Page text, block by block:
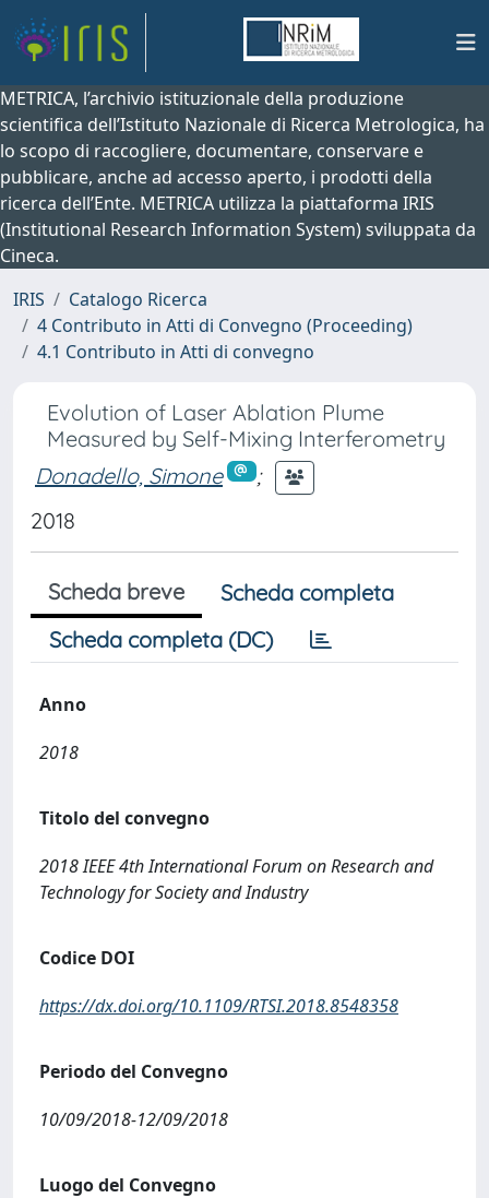
METRICA, l’archivio istituzionale della produzione
scientifica dell’Istituto Nazionale di Ricerca Metrologica, ha
lo scopo di raccogliere, documentare, conservare e
pubblicare, anche ad accesso aperto, i prodotti della
ricerca dell’Ente. METRICA utilizza la piattaforma IRIS
(Institutional Research Information System) sviluppata da
Cineca.
IRIS
Catalogo Ricerca
4 Contributo in Atti di Convegno (Proceeding)
4.1 Contributo in Atti di convegno
Evolution of Laser Ablation Plume
Measured by Self-Mixing Interferometry
Donadello, Simone
;
2018
Scheda breve
Scheda completa
Scheda completa (DC)
Anno
2018
Titolo del convegno
2018 IEEE 4th International Forum on Research and
Technology for Society and Industry
Codice DOI
https://dx.doi.org/10.1109/RTSI.2018.8548358
Periodo del Convegno
10/09/2018-12/09/2018
Luogo del Convegno